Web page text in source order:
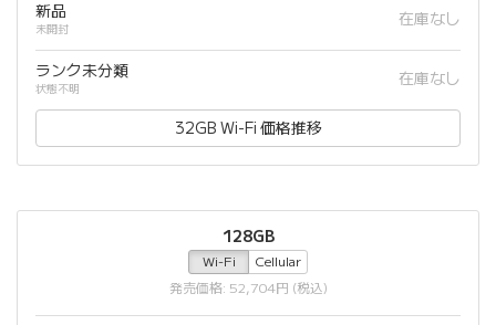
新品
未開封
在庫なし
ランク未分類
状態不明
在庫なし
32GB Wi-Fi 価格推移
128GB
Wi-Fi
Cellular
発売価格: 52,704円 (税込)